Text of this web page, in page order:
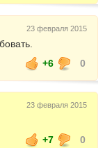
23 февраля 2015
+6
0
23 февраля 2015
+7
0